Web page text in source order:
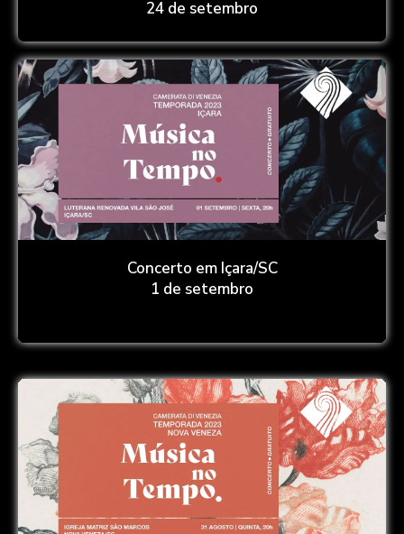
24 de setembro
Concerto em Içara/SC
1 de setembro